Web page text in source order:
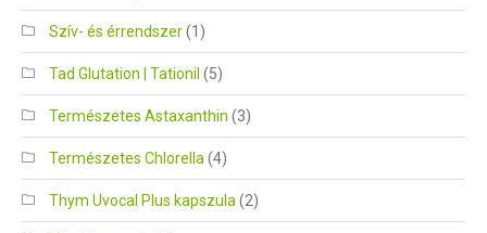
Szív- és érrendszer(1)
Tad Glutation | Tationil (5)
Természetes Astaxanthin (3)
Természetes Chlorella (4)
Thym Uvocal Plus kapszula (2)